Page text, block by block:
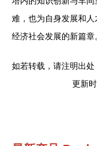
难，也为自身发展和
经济社会发展的新篇章
如若转载，请注明出
更新